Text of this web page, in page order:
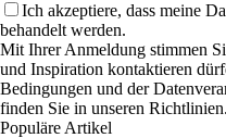
Ich akzeptiere, dass meine
behandelt werden.
Mit Ihrer Anmeldung stimmen
und Inspiration kontaktieren
Bedingungen und der
finden Sie in unseren Richtlinien.
Populäre Artikel